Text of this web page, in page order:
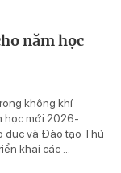
năm học
không khí
học mới 2026-
dục và Đào tạo Thủ
khai các ...